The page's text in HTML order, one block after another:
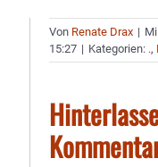
Von Renate Drax |
15:27 | Kategorien: .,